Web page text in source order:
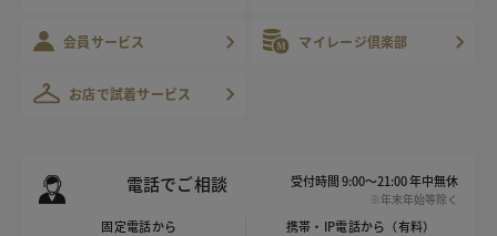
会員サービス マイレージ倶楽部
お店で試着サービス
電話でご相談 受付時間 9:00～21:00 年中無休
※年末年始等除く
固定電話から 携帯・IP電話から（有料）